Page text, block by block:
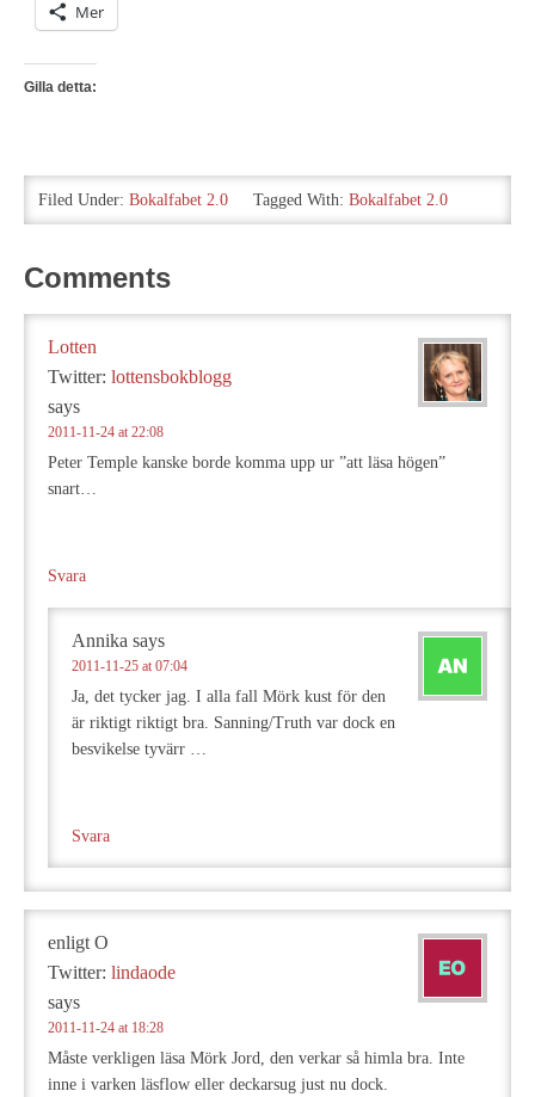
Mer
Gilla detta:
Filed Under: Bokalfabet 2.0 Tagged With: Bokalfabet 2.0
Comments
Lotten
Twitter: lottensbokblogg
says
2011-11-24 at 22:08
Peter Temple kanske borde komma upp ur ”att läsa högen”
snart…
Svara
Annika says
2011-11-25 at 07:04
Ja, det tycker jag. I alla fall Mörk kust för den
är riktigt riktigt bra. Sanning/Truth var dock en
besvikelse tyvärr …
Svara
enligt O
Twitter: lindaode
says
2011-11-24 at 18:28
Måste verkligen läsa Mörk Jord, den verkar så himla bra. Inte
inne i varken läsflow eller deckarsug just nu dock.